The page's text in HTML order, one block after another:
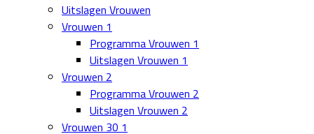
Uitslagen Vrouwen
Vrouwen 1
Programma Vrouwen 1
Uitslagen Vrouwen 1
Vrouwen 2
Programma Vrouwen 2
Uitslagen Vrouwen 2
Vrouwen 30 1